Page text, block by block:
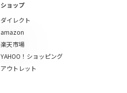
ショップ
ダイレクト
amazon
楽天市場
YAHOO！ショッピング
アウトレット